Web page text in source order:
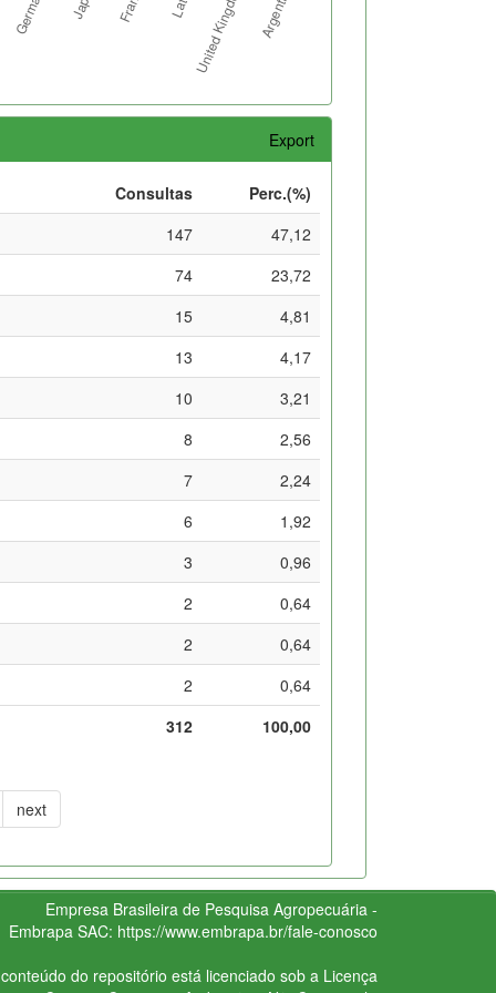
Export
Consultas
Perc.(%)
147
47,12
74
23,72
15
4,81
13
4,17
10
3,21
8
2,56
7
2,24
6
1,92
3
0,96
2
0,64
2
0,64
2
0,64
312
100,00
next
Empresa Brasileira de Pesquisa Agropecuária -
Embrapa SAC: https://www.embrapa.br/fale-conosco
do repositório está licenciado sob a Licença